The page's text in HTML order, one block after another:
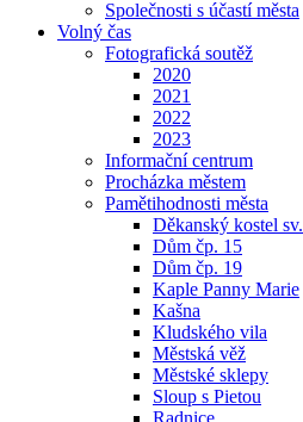
Společnosti s účastí města
Volný čas
Fotografická soutěž
2020
2021
2022
2023
Informační centrum
Procházka městem
Pamětihodnosti města
Děkanský kostel
Dům čp. 15
Dům čp. 19
Kaple Panny Marie
Kašna
Kludského vila
Městská věž
Městské sklepy
Sloup s Pietou
Radnice